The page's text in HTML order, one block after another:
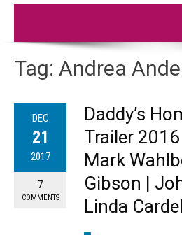
Tag: Andrea
DEC
21
2017
7
COMMENTS
Daddy’s
Trailer
Mark
Gibson |
Linda